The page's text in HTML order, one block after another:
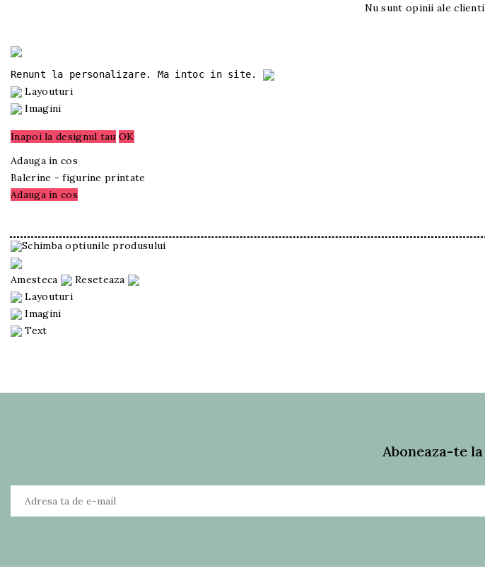
Nu sunt opinii ale
Renunt la personalizare. Ma intoc in site.
Layouturi
Imagini
Inapoi la designul tau OK
Adauga in cos
Balerine - figurine printate
Adauga in cos
Schimba optiunile produsului
Amesteca
Reseteaza
Layouturi
Imagini
Text
Aboneaza-te